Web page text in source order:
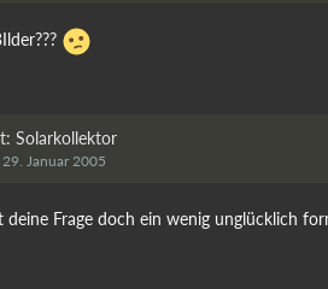
Solarkollektor
29. Januar 2005
deine Frage doch ein wenig unglücklich